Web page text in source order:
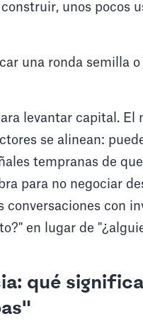
unos pocos
una ronda semilla
levantar capital. El
se alinean:
tempranas de
para no negociar
con
en lugar de
qué